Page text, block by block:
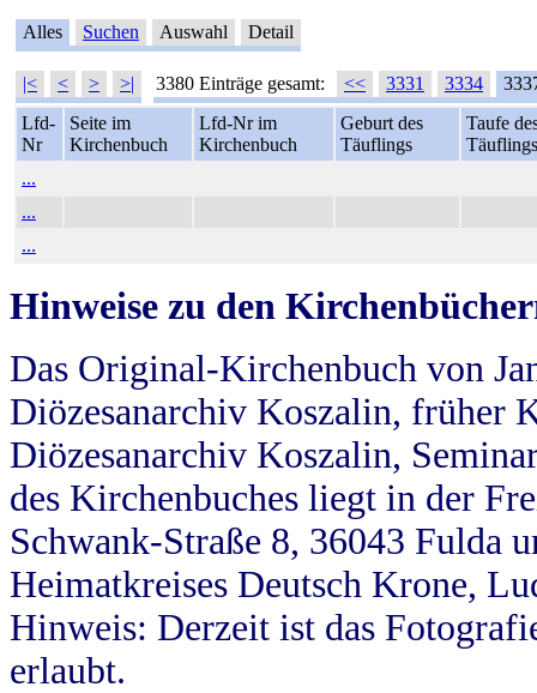
Alles Suchen Auswahl Detail
|< < > >| 3380 Einträge gesamt: << 3331 3334
Lfd-
Nr
Seite im
Kirchenbuch
Lfd-Nr im
Kirchenbuch
Geburt des
Täuflings
Taufe
Täuflings
...
...
...
Hinweise zu den
Das Original-Kirchenbuch von
Diözesanarchiv Koszalin, früher
Diözesanarchiv Koszalin,
des Kirchenbuches liegt in der
Schwank-Straße 8, 36043 Fulda
Heimatkreises Deutsch Krone,
Hinweis: Derzeit ist das
erlaubt.